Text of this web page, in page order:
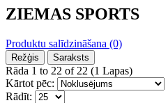
ZIEMAS SPORTS
Produktu salīdzināšana (0)
Režģis Saraksts
Rāda 1 to 22 of 22 (1 Lapas)
Kārtot pēc:
Rādīt: